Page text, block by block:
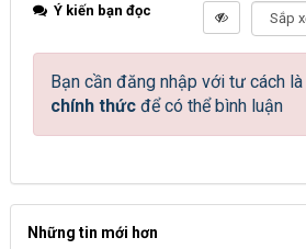
Ý kiến bạn đọc
Bạn cần đăng nhập với tư cách là
chính thứcđể có thể bình luận
Những tin mới hơn